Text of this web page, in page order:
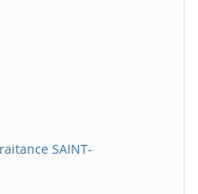
SAINT-